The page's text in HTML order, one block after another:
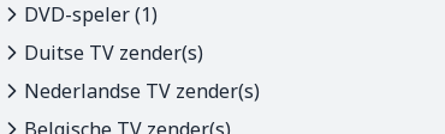
DVD-speler (1)
Duitse TV zender(s)
Nederlandse TV zender(s)